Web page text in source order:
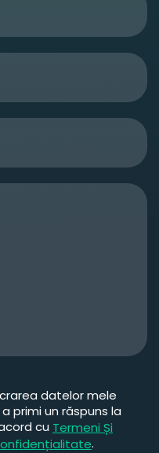
datelor mele
primi un răspuns la
cu Termeni Și
.